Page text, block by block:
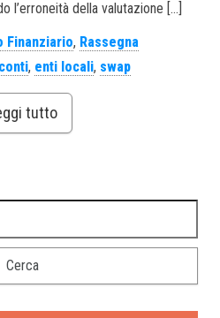
l’erroneità della valutazione […]
Finanziario, Rassegna
, enti locali, swap
tutto